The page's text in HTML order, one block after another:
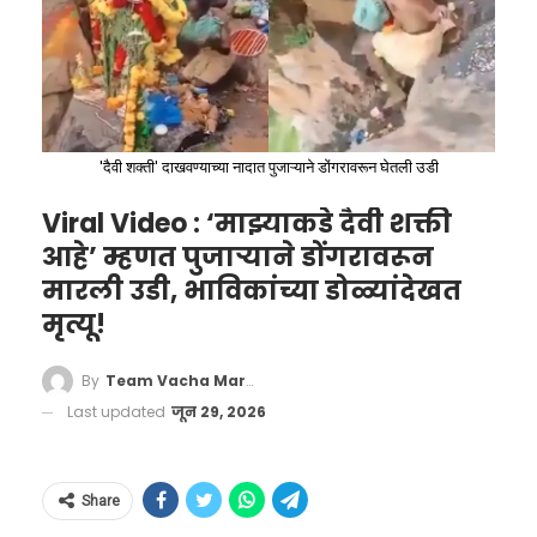
Over 100000 people lost their
in Venezuela
'दैवी शक्ती' दाखवण्याच्या नादात पुजाऱ्याने डोंगरावरून घेतली उडी
Viral Video : ‘माझ्याकडे दैवी शक्ती
आहे’ म्हणत पुजाऱ्याने डोंगरावरून
मारली उडी, भाविकांच्या डोळ्यांदेखत
मृत्यू!
By Team Vacha Marathi
Last updated जून 29, 2026
Share